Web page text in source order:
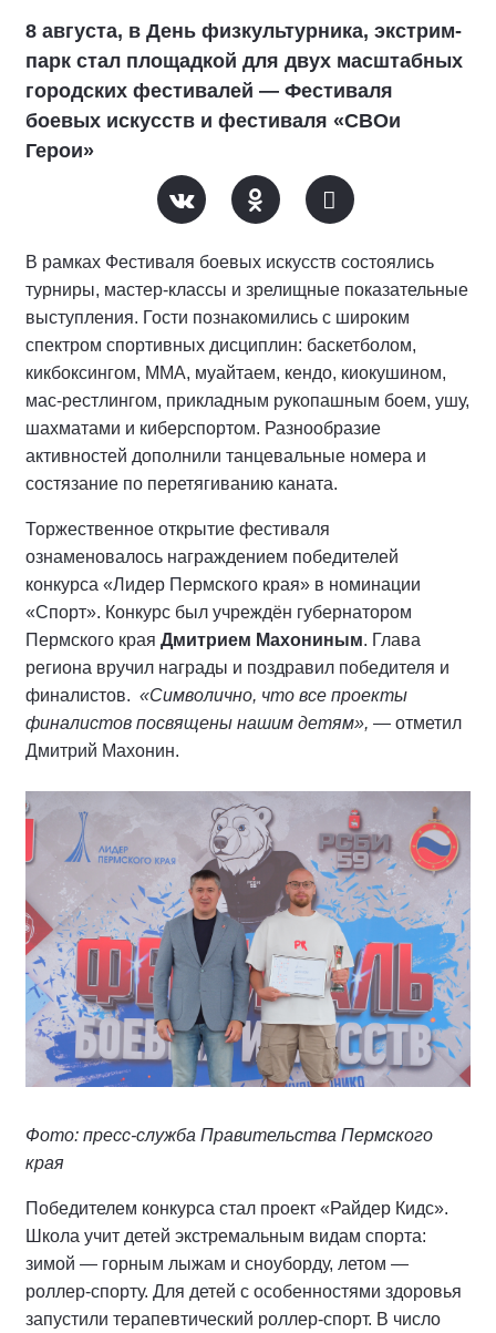
8 августа, в День физкультурника, экстрим-
парк стал площадкой для двух масштабных
городских фестивалей — Фестиваля
боевых искусств и фестиваля «СВОи
Герои»
В рамках Фестиваля боевых искусств состоялись
турниры, мастер-классы и зрелищные показательные
выступления. Гости познакомились с широким
спектром спортивных дисциплин: баскетболом,
кикбоксингом, ММА, муайтаем, кендо, киокушином,
мас-рестлингом, прикладным рукопашным боем, ушу,
шахматами и киберспортом. Разнообразие
активностей дополнили танцевальные номера и
состязание по перетягиванию каната.
Торжественное открытие фестиваля
ознаменовалось награждением победителей
конкурса «Лидер Пермского края» в номинации
«Спорт». Конкурс был учреждён губернатором
Пермского края Дмитрием Махониным. Глава
региона вручил награды и поздравил победителя и
финалистов. «Символично, что все проекты
финалистов посвящены нашим детям», — отметил
Дмитрий Махонин.
Фото: пресс-служба Правительства Пермского
края
Победителем конкурса стал проект «Райдер Кидс».
Школа учит детей экстремальным видам спорта:
зимой — горным лыжам и сноуборду, летом —
роллер-спорту. Для детей с особенностями здоровья
запустили терапевтический роллер-спорт. В число